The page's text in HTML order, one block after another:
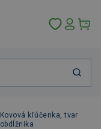
Kovová kľúčenka, tvar
obdĺžnika